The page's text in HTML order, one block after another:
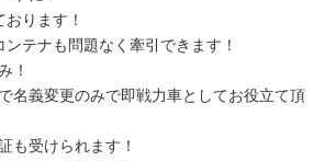
ります！
テナも問題なく牽引できます！
！
名義変更のみで即戦力車としてお役立て頂
も受けられます！